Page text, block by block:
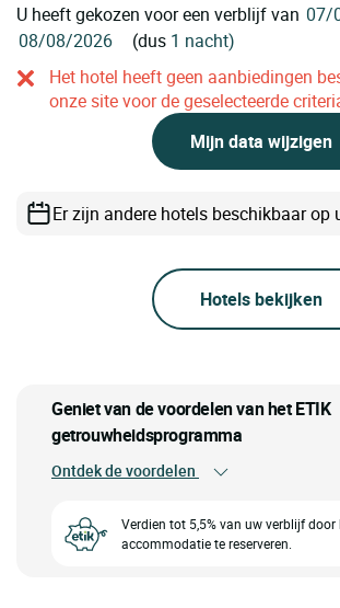
U heeft gekozen voor een verblijf van
(dus 1 nacht)
Het hotel heeft geen aanbiedingen
onze site voor de geselecteerde
Mijn data wijzigen
Er zijn andere hotels beschikbaar op
Hotels bekijken
Geniet van de voordelen van het ETIK
getrouwheidsprogramma
Ontdek de voordelen
Verdien tot 5,5% van uw verblijf door
accommodatie te reserveren.